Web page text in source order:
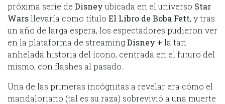
próxima serie de Disney ubicada en el universo Star
Warsllevaría como título El Libro de Boba Fett, y tras
un año de larga espera, los espectadores pudieron ver
en la plataforma de streamingDisney + la tan
anhelada historia del ícono, centrada en el futuro del
mismo, con flashes al pasado.
Una de las primeras incógnitas a revelar era cómo el
mandaloriano (tal es su raza) sobrevivió a una muerte